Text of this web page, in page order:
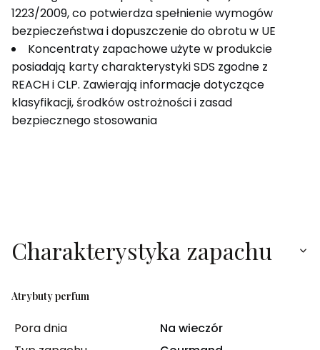
1223/2009, co potwierdza spełnienie wymogów
bezpieczeństwa i dopuszczenie do obrotu w UE
Koncentraty zapachowe użyte w produkcie
posiadają karty charakterystyki SDS zgodne z
REACH i CLP. Zawierają informacje dotyczące
klasyfikacji, środków ostrożności i zasad
bezpiecznego stosowania
Charakterystyka zapachu
Atrybuty perfum
Pora dnia
Na wieczór